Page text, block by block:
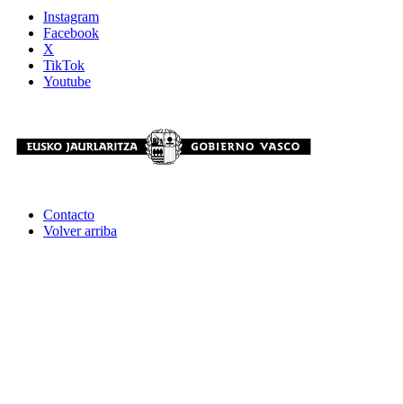
Instagram
Facebook
X
TikTok
Youtube
Contacto
Volver arriba